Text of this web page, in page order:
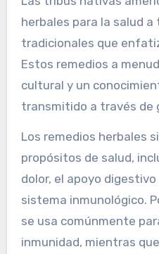
herbales para la salud
tradicionales que
Estos remedios a
cultural y un
transmitido a través de
Los remedios herbales
propósitos de salud,
dolor, el apoyo
sistema inmunológico.
se usa comúnmente
inmunidad, mientras